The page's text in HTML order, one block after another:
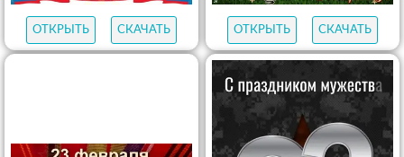
ОТКРЫТЬ СКАЧАТЬ ОТКРЫТЬ СКАЧАТЬ